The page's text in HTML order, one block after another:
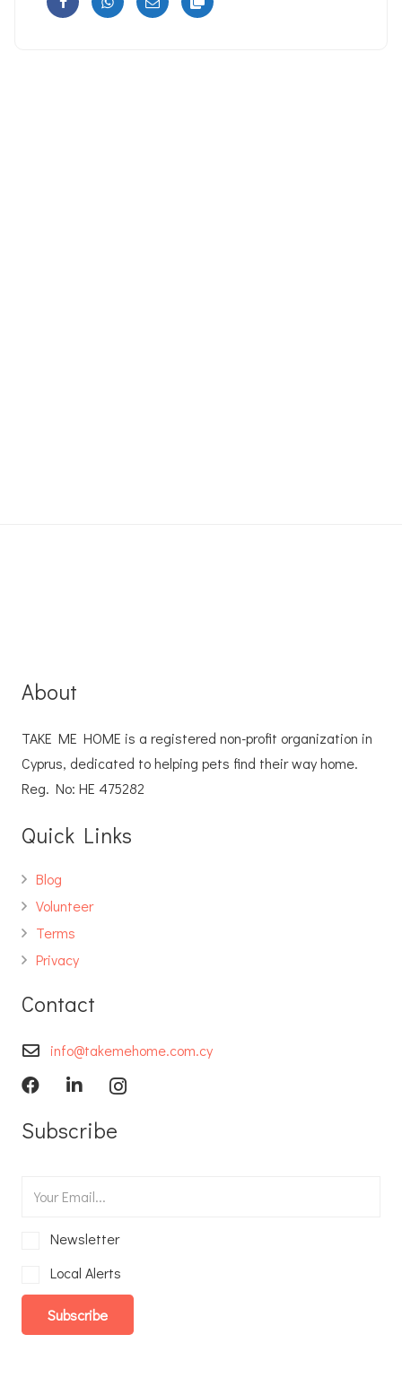
About
TAKE ME HOME is a registered non-profit organization in
Cyprus, dedicated to helping pets find their way home.
Reg. No: ΗΕ 475282
Quick Links
Blog
Volunteer
Terms
Privacy
Contact
info@takemehome.com.cy
Subscribe
Newsletter
Local Alerts
Subscribe